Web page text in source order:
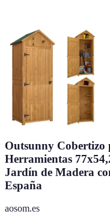
Outsunny Cobertizo
Herramientas
Jardín de Madera
España
aosom.es